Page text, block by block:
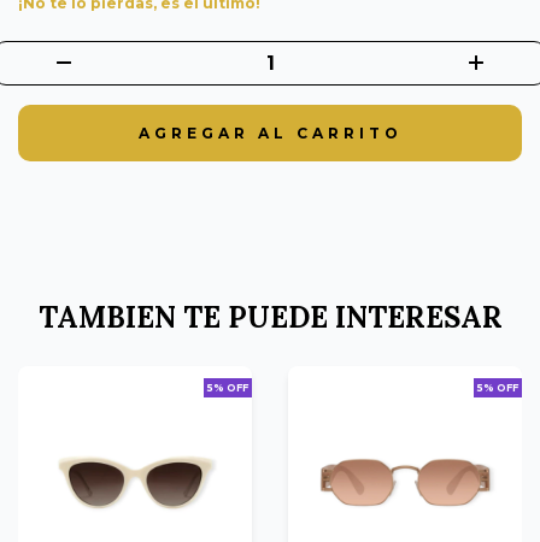
TAMBIEN TE PUEDE INTERESAR
5% OFF 5% OFF